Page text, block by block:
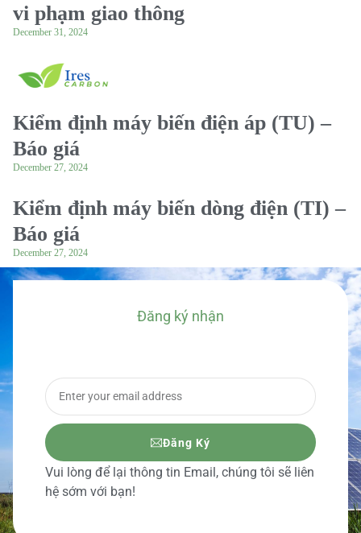
vi phạm giao thông
December 31, 2024
Kiểm định máy biến điện áp (TU) –
Báo giá
December 27, 2024
Kiểm định máy biến dòng điện (TI) –
Báo giá
December 27, 2024
Đăng ký nhận
Đăng Ký
Vui lòng để lại thông tin Email, chúng tôi sẽ liên
hệ sớm với bạn!